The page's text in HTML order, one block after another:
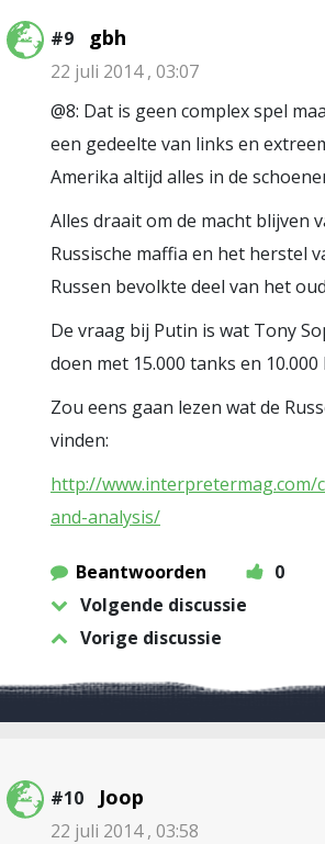
#9 gbh
22 juli 2014 , 03:07
@8: Dat is geen complex spel
een gedeelte van links en
Amerika altijd alles in de
Alles draait om de macht blijven
Russische maffia en het herstel
Russen bevolkte deel van het
De vraag bij Putin is wat Tony
doen met 15.000 tanks en
Zou eens gaan lezen wat de
vinden:
http://
and-analysis/
Beantwoorden
0
Volgende discussie
Vorige discussie
#10 Joop
22 juli 2014 , 03:58